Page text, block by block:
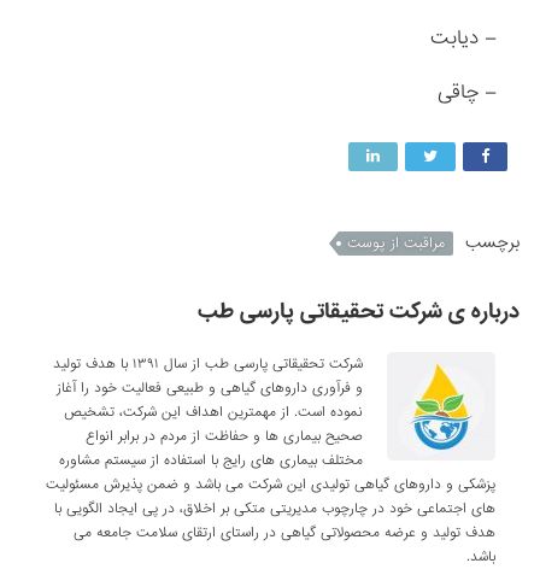
– دیابت
– چاقی
برچسب مراقبت از پوست
درباره ی شرکت تحقیقاتی پارسی طب
شرکت تحقیقاتی پارسی طب از سال ۱۳۹۱ با هدف تولید
و فرآوری داروهای گیاهی و طبیعی فعالیت خود را آغاز
نموده است. از مهمترین اهداف این شرکت، تشخیص
صحیح بیماری ها و حفاظت از مردم در برابر انواع
مختلف بیماری های رایج با استفاده از سیستم مشاوره
پزشکی و داروهای گیاهی تولیدی این شرکت می باشد و ضمن پذیرش مسئولیت
های اجتماعی خود در چارچوب مدیریتی متکی بر اخلاق، در پی ایجاد الگویی با
هدف تولید و عرضه محصولاتی گیاهی در راستای ارتقای سلامت جامعه می
باشد.